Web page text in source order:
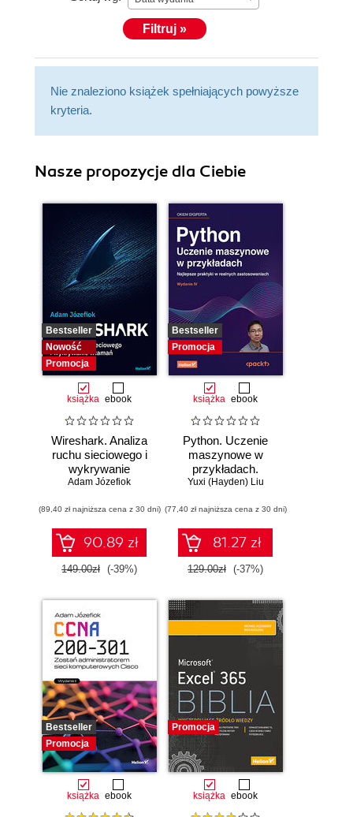
Filtruj »
Nie znaleziono książek spełniających powyższe
kryteria.
Nasze propozycje dla Ciebie
Bestseller
Nowość
Promocja
książka ebook
Wireshark. Analiza
ruchu sieciowego i
wykrywanie
włamań
Adam Józefiok
(89,40 zł najniższa cena z 30 dni)
90.89 zł
149.00zł (-39%)
Bestseller
Promocja
książka ebook
Python. Uczenie
maszynowe w
przykładach.
Najlepsze praktyki
zastosowaniach.
Wydanie IV
Yuxi (Hayden) Liu
(77,40 zł najniższa cena z 30 dni)
81.27 zł
129.00zł (-37%)
Bestseller
Promocja
książka ebook
Promocja
książka ebook